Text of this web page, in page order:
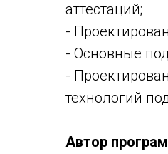
аттестаций;
-
- Основные
-
технологий
Автор